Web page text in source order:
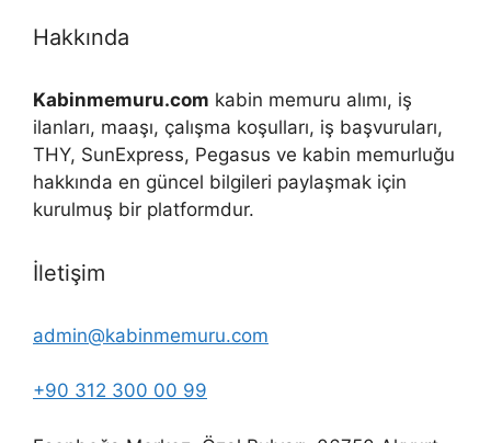
Hakkında
Kabinmemuru.com kabin memuru alımı, iş
ilanları, maaşı, çalışma koşulları, iş başvuruları,
THY, SunExpress, Pegasus ve kabin memurluğu
hakkında en güncel bilgileri paylaşmak için
kurulmuş bir platformdur.
İletişim
admin@kabinmemuru.com
+90 312 300 00 99